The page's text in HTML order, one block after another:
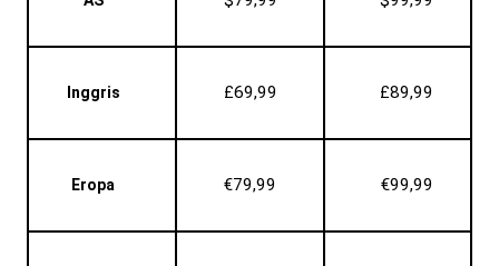
Inggris £69,99 £89,99
Eropa €79,99 €99,99